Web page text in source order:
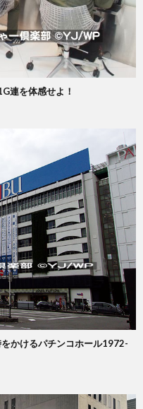
連を体感せよ！
かけるパチンコホール1972-